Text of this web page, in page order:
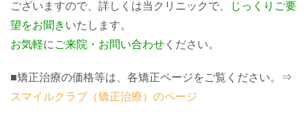
ございますので、詳しくは当クリニックで、
じっくりご要
望をお聞き いたします。
お気軽に ご来院・お問い合わせ ください。
■矯正治療の価格等は、各矯正ページをご覧ください。⇒
スマイルクラブ（矯正治療）のページ